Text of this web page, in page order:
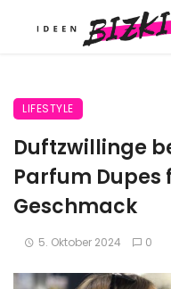
LIFESTYLE
Duftzwillinge
Parfum Dupes
Geschmack
5. Oktober 2024 0